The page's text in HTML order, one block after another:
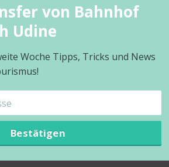
von Bahnhof
Udine
Woche Tipps, Tricks und News
Bestätigen